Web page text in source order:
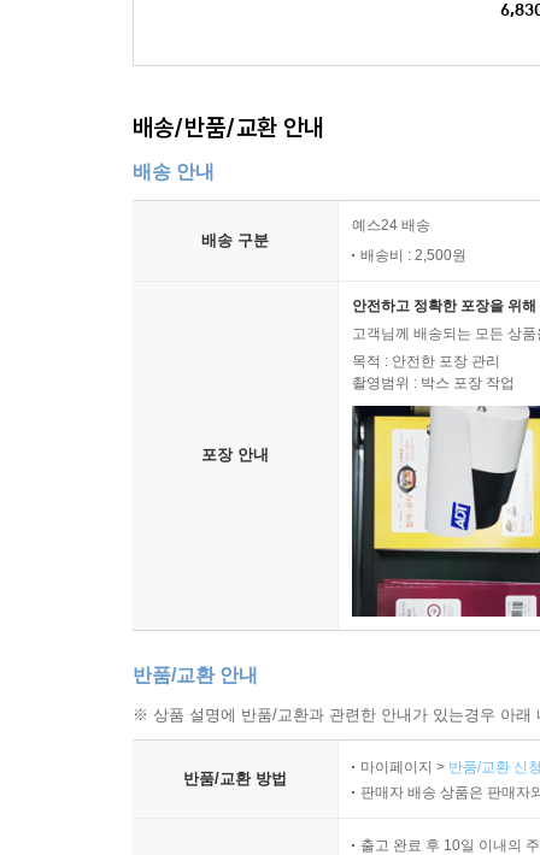
배송/반품/교환 안내
배송 안내
배송 구분
예스24 배송
배송비 : 2,500원
포장 안내
안전하고 정확한 포장을 위
고객님께 배송되는 모든 상
목적 : 안전한 포장 관리
촬영범위 : 박스 포장 작업
반품/교환 안내
※ 상품 설명에 반품/교환과 관련한 안내가 있는경우 아
반품/교환 방법
마이페이지 > 반품/교환 신
판매자 배송 상품은 판매자
출고 완료 후 10일 이내의